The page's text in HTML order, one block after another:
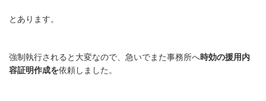
とあります。
強制執行されると大変なので、急いでまた事務所へ時効の援用内
容証明作成を依頼しました。